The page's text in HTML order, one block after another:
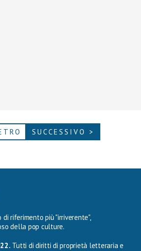
SUCCESSIVO >
riferimento più "irriverente",
della pop culture.
Tutti di diritti di proprietà letteraria e